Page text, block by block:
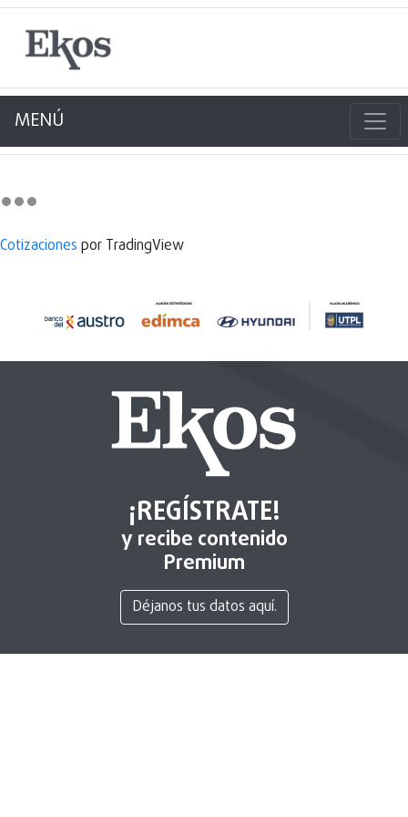
MENÚ
Cotizaciones por TradingView
¡REGÍSTRATE!
y recibe contenido
Premium
Déjanos tus datos aquí.